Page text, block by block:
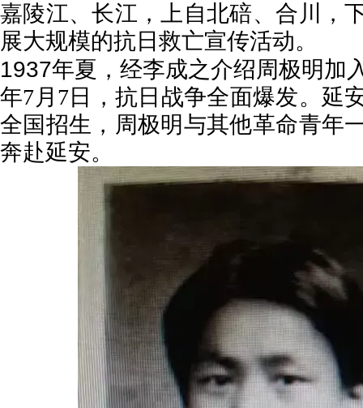
嘉陵江、长江，上自北碚、合川，
展大规模的抗日救亡宣传活动。
1937年夏，经李成之介绍周极明加
年7月 7日，抗日战争全面爆发。延
全国招生，周极明与其他革命青年
奔赴延安。